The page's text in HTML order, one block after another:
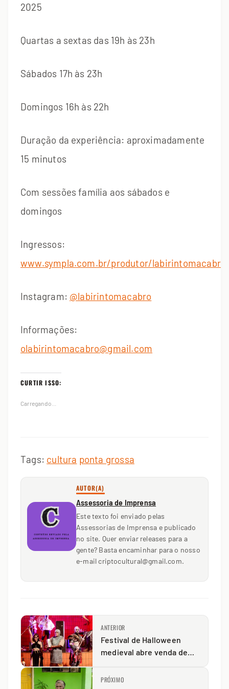
2025
Quartas a sextas das 19h às 23h
Sábados 17h às 23h
Domingos 16h às 22h
Duração da experiência: aproximadamente
15 minutos
Com sessões família aos sábados e
domingos
Ingressos:
www.sympla.com.br/produtor/labirintomacabro
Instagram: @labirintomacabro
Informações:
olabirintomacabro@gmail.com
CURTIR ISSO:
Carregando...
Tags: cultura ponta grossa
AUTOR(A)
Assessoria de Imprensa
Este texto foi enviado pelas
Assessorias de Imprensa e publicado
no site. Quer enviar releases para a
gente? Basta encaminhar para o nosso
e-mail criptocultural@gmail.com.
ANTERIOR
Festival de Halloween
medieval abre venda de
PRÓXIMO